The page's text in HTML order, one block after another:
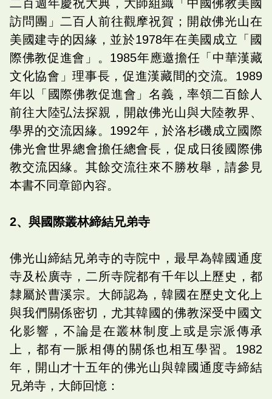
二百週年慶祝大典，大師組織「中國佛教美國
訪問團」二百人前往觀摩祝賀；開啟佛光山在
美國建寺的因緣，並於1978年在美國成立「國
際佛教促進會」。1985年應邀擔任「中華漢藏
文化協會」理事長，促進漢藏間的交流。1989
年以「國際佛教促進會」名義，率領二百餘人
前往大陸弘法探親，開啟佛光山與大陸教界、
學界的交流因緣。1992年，於洛杉磯成立國際
佛光會世界總會擔任總會長，促成日後國際佛
教交流因緣。其餘交流往來不勝枚舉，請參見
本書不同章節內容。
2、與國際叢林締結兄弟寺
佛光山締結兄弟寺的寺院中，最早為韓國通度
寺及松廣寺，二所寺院都有千年以上歷史，都
隸屬於曹溪宗。大師認為，韓國在歷史文化上
與我們關係密切，尤其韓國的佛教深受中國文
化影響，不論是在叢林制度上或是宗派傳承
上，都有一脈相傳的關係也相互學習。1982
年，開山才十五年的佛光山與韓國通度寺締結
兄弟寺，大師回憶：